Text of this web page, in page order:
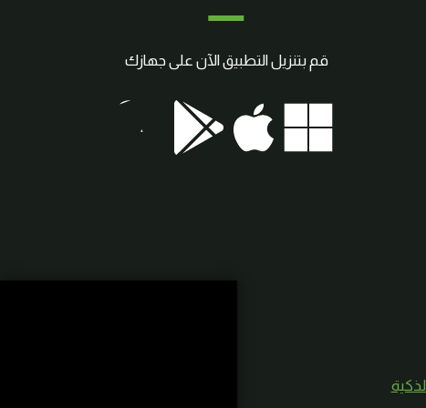
قم بتنزيل التطبيق الآن على جهازك